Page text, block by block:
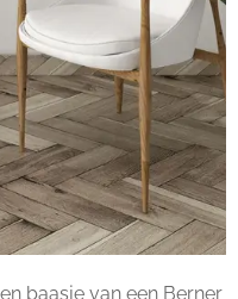
baasje van een Berner